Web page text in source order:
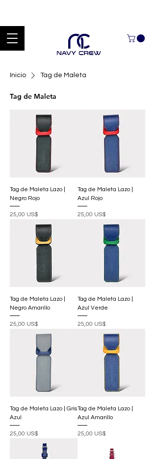
Inicio Tag de Maleta
Tag de Maleta
Tag de Maleta Lazo |
Negro Rojo
Precio
25,00 US$
Tag de Maleta Lazo |
Azul Rojo
Precio
25,00 US$
Tag de Maleta Lazo |
Negro Amarillo
Precio
25,00 US$
Tag de Maleta Lazo |
Azul Verde
Precio
25,00 US$
Tag de Maleta Lazo | Gris
Azul
Precio
25,00 US$
Tag de Maleta Lazo |
Azul Amarillo
Precio
25,00 US$